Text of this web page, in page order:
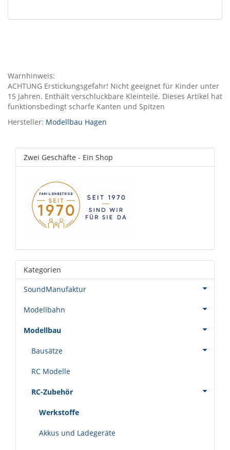
Warnhinweis:
ACHTUNG Erstickungsgefahr! Nicht geeignet für Kinder unter
15 Jahren. Enthält verschluckbare Kleinteile. Dieses Artikel hat
funktionsbedingt scharfe Kanten und Spitzen
Hersteller: Modellbau Hagen
Zwei Geschäfte - Ein Shop
Kategorien
SoundManufaktur
Modellbahn
Modellbau
Bausätze
RC Modelle
RC-Zubehör
Werkstoffe
Akkus und Ladegeräte